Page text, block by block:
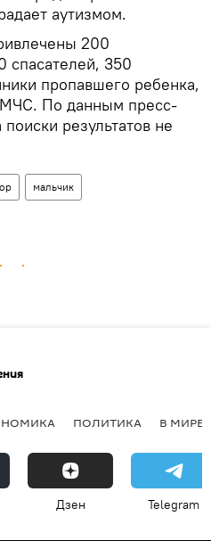
аутизмом.
200
спасателей, 350
пропавшего ребенка,
МЧС. По данным пресс-
результатов не
мальчик
ПОЛИТИКА В МИРЕ
Дзен Telegram